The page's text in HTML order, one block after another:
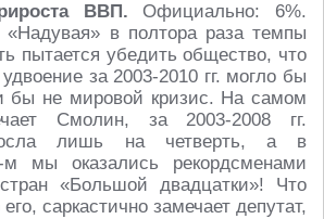
ВВП. Официально: 6%.
«Надувая» в полтора раза темпы
пытается убедить общество, что
за 2003-2010 гг. могло бы
бы не мировой кризис. На самом
Смолин, за 2003-2008 гг.
лишь на четверть, а в
м мы оказались рекордсменами
«Большой двадцатки»! Что
саркастично замечает депутат,